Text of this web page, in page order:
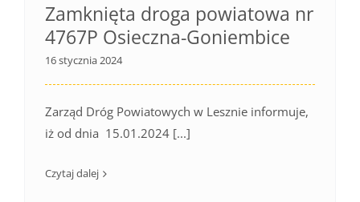
Zamknięta droga powiatowa nr
4767P Osieczna-Goniembice
16 stycznia 2024
Zarząd Dróg Powiatowych w Lesznie informuje,
iż od dnia 15.01.2024 [...]
Czytaj dalej